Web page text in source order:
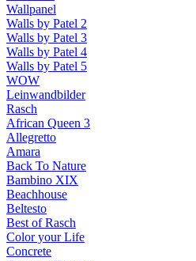
Wallpanel
Walls by Patel 2
Walls by Patel 3
Walls by Patel 4
Walls by Patel 5
WOW
Leinwandbilder
Rasch
African Queen 3
Allegretto
Amara
Back To Nature
Bambino XIX
Beachhouse
Beltesto
Best of Rasch
Color your Life
Concrete